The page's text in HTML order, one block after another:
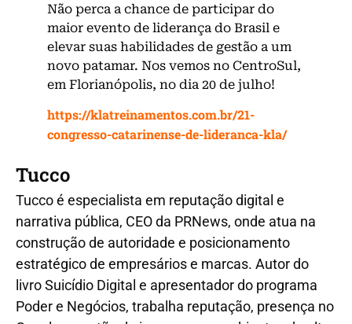
Não perca a chance de participar do
maior evento de liderança do Brasil e
elevar suas habilidades de gestão a um
novo patamar. Nos vemos no CentroSul,
em Florianópolis, no dia 20 de julho!
https://klatreinamentos.com.br/21-
congresso-catarinense-de-lideranca-kla/
Tucco
Tucco é especialista em reputação digital e
narrativa pública, CEO da PRNews, onde atua na
construção de autoridade e posicionamento
estratégico de empresários e marcas. Autor do
livro Suicídio Digital e apresentador do programa
Poder e Negócios, trabalha reputação, presença no